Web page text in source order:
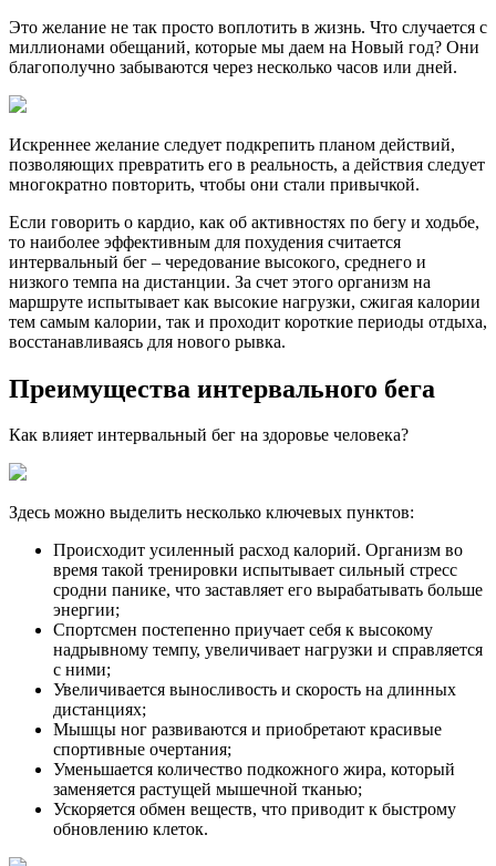
Это желание не так просто воплотить в жизнь. Что случается с
миллионами обещаний, которые мы даем на Новый год? Они
благополучно забываются через несколько часов или дней.
Искреннее желание следует подкрепить планом действий,
позволяющих превратить его в реальность, а действия следует
многократно повторить, чтобы они стали привычкой.
Если говорить о кардио, как об активностях по бегу и ходьбе,
то наиболее эффективным для похудения считается
интервальный бег – чередование высокого, среднего и
низкого темпа на дистанции. За счет этого организм на
маршруте испытывает как высокие нагрузки, сжигая калории
тем самым калории, так и проходит короткие периоды отдыха,
восстанавливаясь для нового рывка.
Преимущества интервального бега
Как влияет интервальный бег на здоровье человека?
Здесь можно выделить несколько ключевых пунктов:
Происходит усиленный расход калорий. Организм во
время такой тренировки испытывает сильный стресс
сродни панике, что заставляет его вырабатывать больше
энергии;
Спортсмен постепенно приучает себя к высокому
надрывному темпу, увеличивает нагрузки и справляется
с ними;
Увеличивается выносливость и скорость на длинных
дистанциях;
Мышцы ног развиваются и приобретают красивые
спортивные очертания;
Уменьшается количество подкожного жира, который
заменяется растущей мышечной тканью;
Ускоряется обмен веществ, что приводит к быстрому
обновлению клеток.